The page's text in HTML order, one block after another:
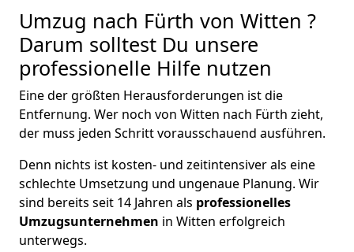
Umzug nach Fürth von Witten ?
Darum solltest Du unsere
professionelle Hilfe nutzen
Eine der größten Herausforderungen ist die
Entfernung. Wer noch von Witten nach Fürth zieht,
der muss jeden Schritt vorausschauend ausführen.
Denn nichts ist kosten- und zeitintensiver als eine
schlechte Umsetzung und ungenaue Planung. Wir
sind bereits seit 14 Jahren als professionelles
Umzugsunternehmen in Witten erfolgreich
unterwegs.